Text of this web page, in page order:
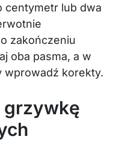
centymetr lub dwa
zakończeniu
oba pasma, a w
wprowadź korekty.